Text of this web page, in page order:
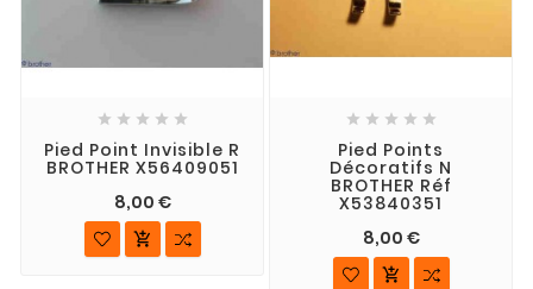
    
Pied Point Invisible R
BROTHER X56409051
8,00 €

    
Pied Points
Décoratifs N
BROTHER Réf
X53840351
8,00 €
